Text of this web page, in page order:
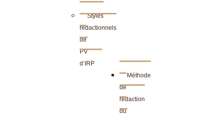
Styles
rédactionnels
de
PV
d’IRP
Méthode
de
rédaction
du